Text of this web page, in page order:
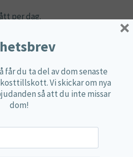
per dag.
600 mg **
mane (fruit body extract,
får du ta del av dom senaste
Vi skickar om nya
så att du inte missar
dom!
×